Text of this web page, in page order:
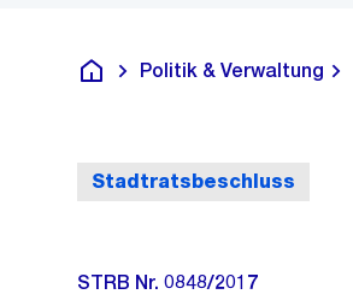
Deutsch
Politik & Verwaltung
Stadtratsbeschluss
STRB Nr. 0848/2017